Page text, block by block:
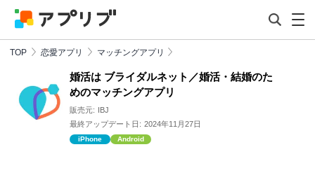
TOP 恋愛アプリ マッチングアプリ
婚活は ブライダルネット／婚活・結婚のた
めのマッチングアプリ
販売元: IBJ
最終アップデート日: 2024年11月27日
iPhone Android